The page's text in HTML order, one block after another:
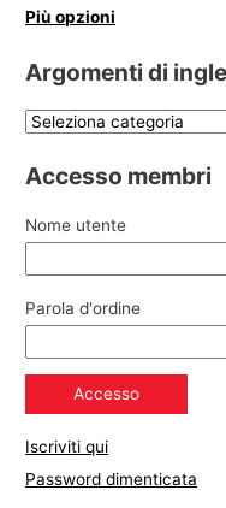
Più opzioni
Argomenti di
Accesso membri
Nome utente
Parola d'ordine
Iscriviti qui
Password dimenticata